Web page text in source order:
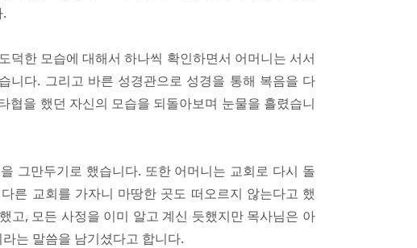
덕한 모습에 대해서 하나씩 확인하면서 어머니는 서서
니다. 그리고 바른 성경관으로 성경을 통해 복음을 다
협을 했던 자신의 모습을 되돌아보며 눈물을 흘렸습니
그만두기로 했습니다. 또한 어머니는 교회로 다시 돌
른 교회를 가자니 마땅한 곳도 떠오르지 않는다고 했
고, 모든 사정을 이미 알고 계신 듯했지만 목사님은 아
는 말씀을 남기셨다고 합니다.